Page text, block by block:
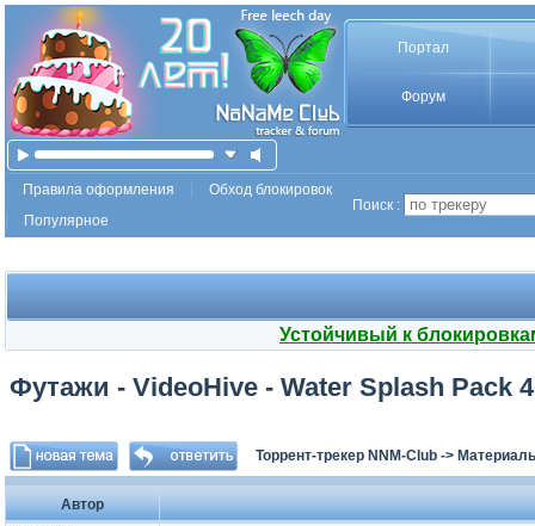
Портал
Форум
Правила оформления
Обход блокировок
Популярное
Поиск :
Устойчивый к
Футажи - VideoHive - Water Splash Pack
Торрент-трекер NNM-Club ->
Автор